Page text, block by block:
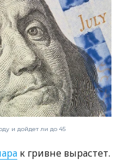
и дойдет ли до 45
к гривне вырастет.